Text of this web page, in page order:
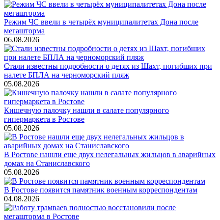
Режим ЧС ввели в четырёх муниципалитетах Дона после
мегашторма
06.08.2026
Стали известны подробности о детях из Шахт, погибших при
налете БПЛА на черноморский пляж
05.08.2026
Кишечную палочку нашли в салате популярного
гипермаркета в Ростове
05.08.2026
В Ростове нашли еще двух нелегальных жильцов в аварийных
домах на Станиславского
05.08.2026
В Ростове появится памятник военным корреспондентам
04.08.2026